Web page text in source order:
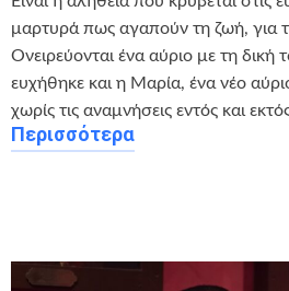
μαρτυρά πως αγαπούν τη ζωή, για
Ονειρεύονται ένα αύριο με τη
ευχήθηκε και η Μαρία, ένα νέο
χωρίς τις αναμνήσεις εντός και
Περισσότερα